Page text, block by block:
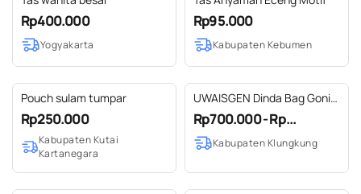
Rp400.000
Yogyakarta
Rp95.000
Kabupaten Kebumen
Pouch sulam tumpar
Rp250.000
Kabupaten Kutai
Kartanegara
UWAISGEN Dinda Bag Goni
Endek Etnik Bali Handmade
Rp700.000 - Rp...
Kabupaten Klungkung